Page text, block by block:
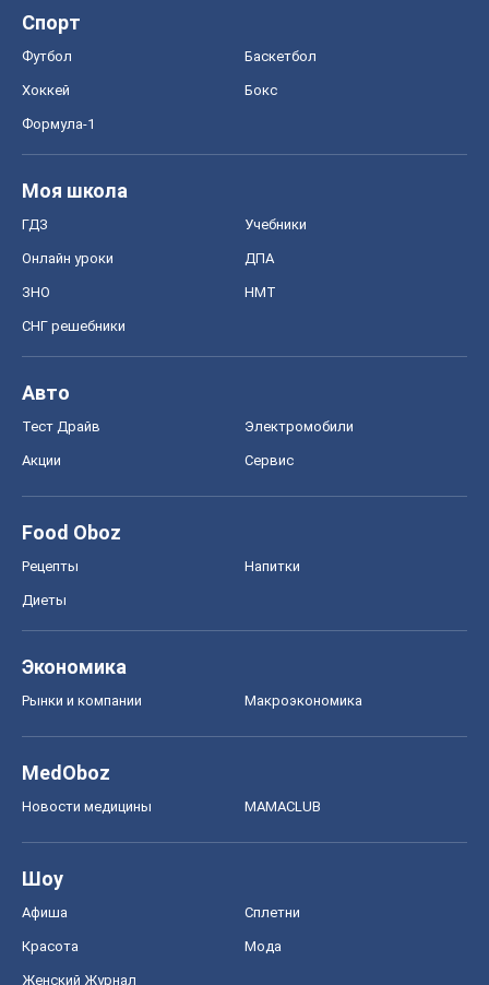
Спорт
Футбол Баскетбол
Хоккей Бокс
Формула-1
Моя школа
ГДЗ Учебники
Онлайн уроки ДПА
ЗНО НМТ
СНГ решебники
Авто
Тест Драйв Электромобили
Акции Сервис
Food Oboz
Рецепты Напитки
Диеты
Экономика
Рынки и компании Mакроэкономика
MedOboz
Новости медицины MAMACLUB
Шоу
Афиша Сплетни
Красота Мода
Женский Журнал